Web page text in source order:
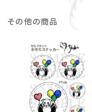
その他の商品